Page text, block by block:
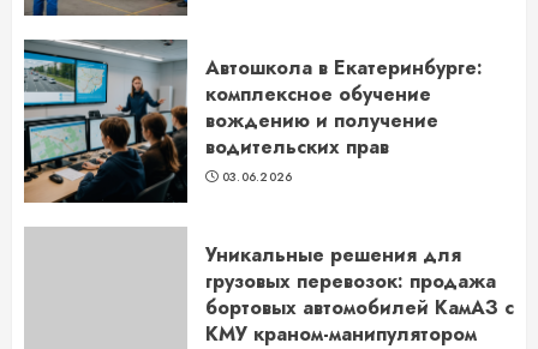
Автошкола в Екатеринбурге:
комплексное обучение
вождению и получение
водительских прав
03.06.2026
Уникальные решения для
грузовых перевозок: продажа
бортовых автомобилей КамАЗ с
КМУ краном-манипулятором